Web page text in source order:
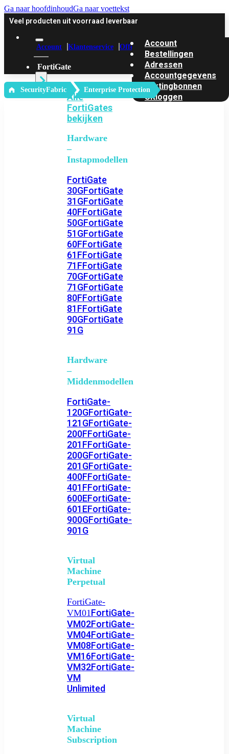
Ga naar hoofdinhoudGa naar voettekst
Veel producten uit voorraad leverbaar
Account Klantenservice Offerte
FortiGate
Alle
FortiGates
bekijken
Hardware
–
Instapmodellen
FortiGate
30GFortiGate
31GFortiGate
40FFortiGate
50GFortiGate
51GFortiGate
60FFortiGate
61FFortiGate
71FFortiGate
70GFortiGate
71GFortiGate
80FFortiGate
81FFortiGate
90GFortiGate
91G
Hardware
–
Middenmodellen
FortiGate-
120GFortiGate-
121GFortiGate-
200FFortiGate-
201FFortiGate-
200GFortiGate-
201GFortiGate-
400FFortiGate-
401FFortiGate-
600EFortiGate-
601EFortiGate-
900GFortiGate-
901G
Virtual
Machine
Perpetual
FortiGate-
VM01FortiGate-
VM02FortiGate-
VM04FortiGate-
VM08FortiGate-
VM16FortiGate-
VM32FortiGate-
VM
Unlimited
Virtual
Machine
Subscription
Account
Bestellingen
Adressen
Accountgegevens
Kortingbonnen
Uitloggen
‎ SecurityFabric Enterprise Protection